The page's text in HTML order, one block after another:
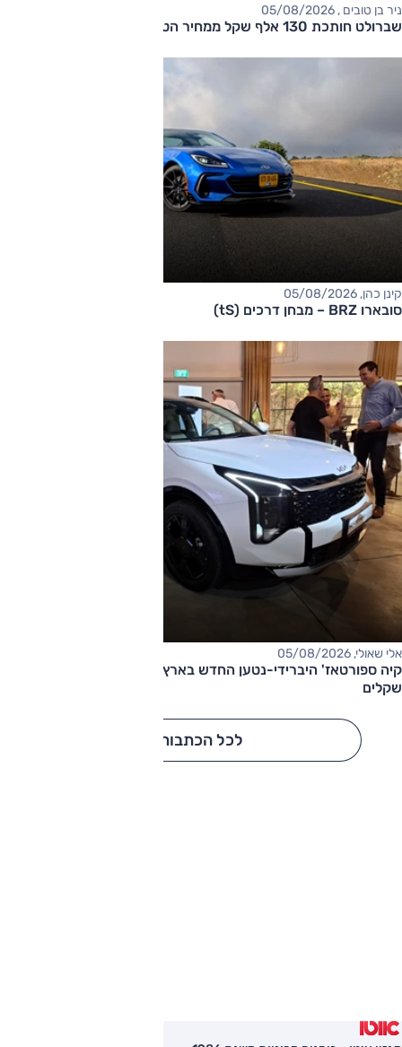
ניר בן טובים , 05/08/2026
שברולט חותכת 130 אלף שקל ממחיר הטאהו
קינן כהן, 05/08/2026
סובארו BRZ – מבחן דרכים (tS)
אלי שאולי, 05/08/2026
שקלים
לכל הכתבות